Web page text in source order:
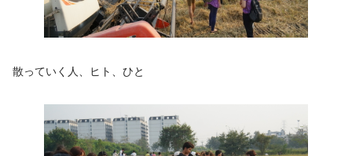
散っていく人、ヒト、ひと